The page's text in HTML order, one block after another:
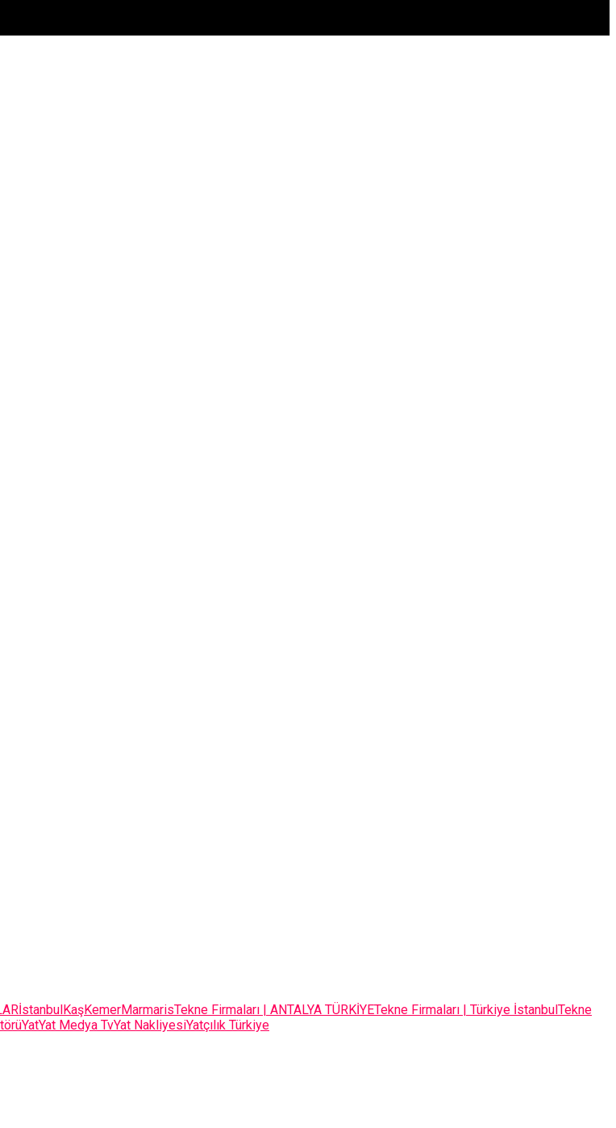
İstanbulKaşKemerMarmarisTekne Firmaları | ANTALYA TÜRKİYETekne Firmaları | Türkiye İstanbulTekne
YatYat Medya TvYat NakliyesiYatçılık Türkiye